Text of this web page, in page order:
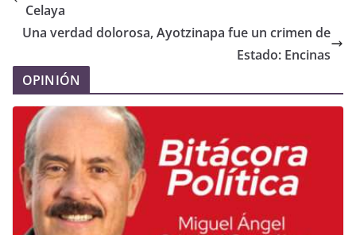
Celaya
Una verdad dolorosa, Ayotzinapa fue un crimen de
Estado: Encinas
OPINIÓN